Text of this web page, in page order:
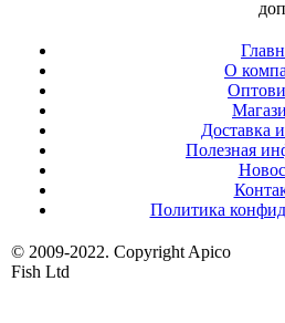
О
Доставка
Полезная
Политика
© 2009-2022. Copyright Apico
Fish Ltd